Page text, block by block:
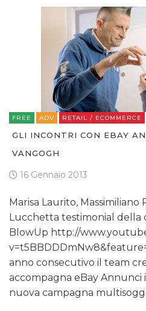
FREE ADV RETAIL / ECOMMERCE
GLI INCONTRI CON EBAY
VANGOGH
16 Gennaio 2013
Marisa Laurito, Massimiliano
Lucchetta testimonial della
BlowUp http://
anno consecutivo il team
accompagna eBay Annunci
nuova campagna